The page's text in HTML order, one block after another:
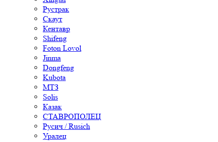
Рустрак
Скаут
Кентавр
Shifeng
Foton Lovol
Jinma
Dongfeng
Kubota
МТЗ
Solis
Казак
СТАВРОПОЛЕЦ
Русич / Rusich
Уралец